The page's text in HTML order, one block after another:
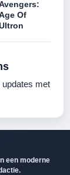
Of
updates met
een moderne